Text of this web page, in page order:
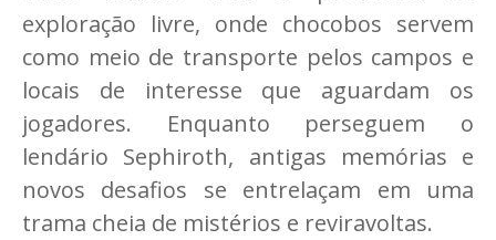
exploração livre, onde chocobos servem
como meio de transporte pelos campos e
locais de interesse que aguardam os
jogadores. Enquanto perseguem o
lendário Sephiroth, antigas memórias e
novos desafios se entrelaçam em uma
trama cheia de mistérios e reviravoltas.